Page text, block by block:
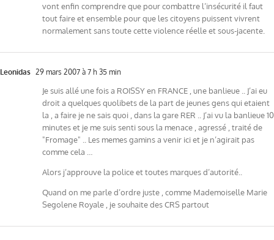
vont enfin comprendre que pour combattre l’insécurité il faut
tout faire et ensemble pour que les citoyens puissent vivrent
normalement sans toute cette violence réelle et sous-jacente.
Leonidas 29 mars 2007 à 7 h 35 min
Je suis allé une fois a ROISSY en FRANCE , une banlieue .. J’ai eu
droit a quelques quolibets de la part de jeunes gens qui etaient
la , a faire je ne sais quoi , dans la gare RER .. J’ai vu la banlieue 10
minutes et je me suis senti sous la menace , agressé , traité de
"Fromage" .. Les memes gamins a venir ici et je n’agirait pas
comme cela …
Alors j’approuve la police et toutes marques d’autorité..
Quand on me parle d’ordre juste , comme Mademoiselle Marie
Segolene Royale , je souhaite des CRS partout